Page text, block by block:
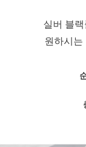
실버 블
원하시는